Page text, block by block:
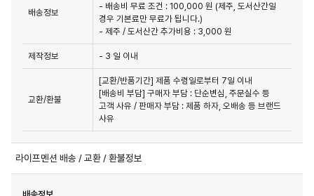
배송정보
- 배송비 무료 조건 : 100,000 원 (제주, 도서산간일
경우 기본료만 무료가 됩니다.)
- 제주 / 도서산간 추가비용 : 3,000 원
제작정보 - 3 일 이내
교환/환불
[교환/반품기간] 제품 수령일로부터 7일 이내
[배송비 부담] 구매자 부담 : 단순변심, 주문실수 등
고객 사유 / 판매자 부담 : 제품 하자, 오배송 등 브랜드
사유
라이프멘션 배송 / 교환 / 환불정보